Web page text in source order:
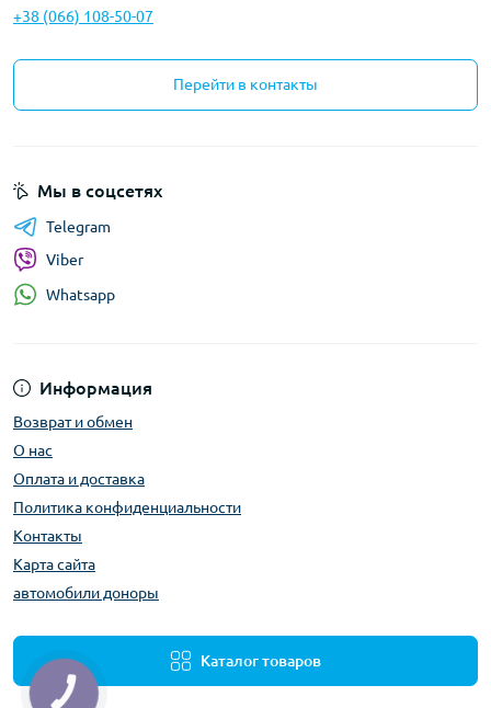
+38 (066) 108-50-07
Перейти в контакты
Информация
Возврат и обмен
О нас
Оплата и доставка
Политика конфиденциальности
Контакты
Карта сайта
автомобили доноры
Каталог товаров
Мы в соцсетях
Telegram
Viber
Whatsapp
КНОПКА
ЗВ'ЯЗКУ